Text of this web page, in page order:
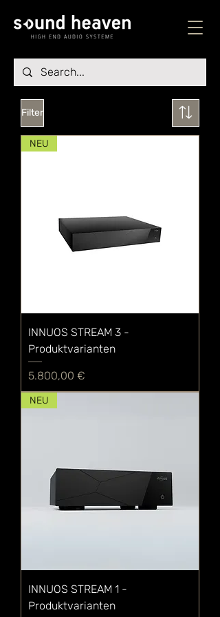
Filter
NEU
INNUOS STREAM 3 -
Produktvarianten
Preis
5.800,00 €
NEU
INNUOS STREAM 1 -
Produktvarianten